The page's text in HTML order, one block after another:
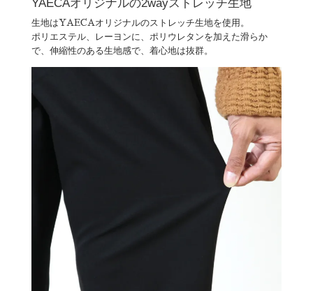
YAECAオリジナルの2wayストレッチ生地
生地はYAECAオリジナルのストレッチ生地を使用。
ポリエステル、レーヨンに、ポリウレタンを加えた滑らか
で、伸縮性のある生地感で、着心地は抜群。